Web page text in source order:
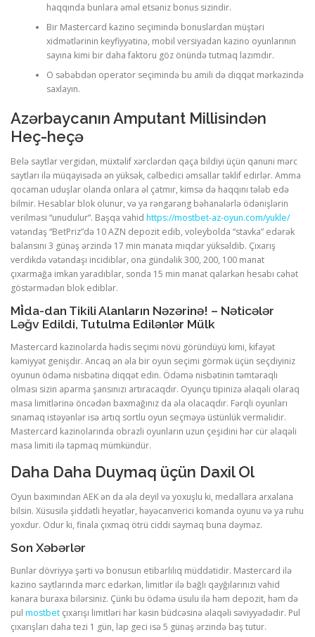
ULTRASOUND
haqqında bunlara əməl etsəniz bonus sizindir.
Bir Mastercard kazino seçimində bonuslardan müştəri
xidmətlərinin keyfiyyətinə, mobil versiyadan kazino oyunlarının
sayına kimi bir daha faktoru göz önündə tutmaq lazımdır.
O səbəbdən operator seçimində bu amili də diqqət mərkəzində
saxlayın.
Azərbaycanın Amputant Millisindən
Heç-heçə
Belə saytlar vergidən, müxtəlif xərclərdən qaça bildiyi üçün qanuni mərc
saytları ilə müqayisədə ən yüksək, cəlbedici əmsallar təklif edirlər. Amma
qocaman uduşlar olanda onlara əl çatmır, kimsə də haqqını tələb edə
bilmir. Hesablar blok olunur, və ya rəngarəng bəhanələrlə ödənişlərin
verilməsi “unudulur”. Başqa vahid https://mostbet-az-oyun.com/yukle/
vətəndaş “BetPriz”də 10 AZN depozit edib, voleybolda “stavka” edərək
balansını 3 günəş ərzində 17 min manata miqdar yüksəldib. Çıxarış
verdikdə vətəndaşı incidiblər, ona gündəlik 300, 200, 100 manat
çıxarmağa imkan yaradıblar, sonda 15 min manat qalarkən hesabı cəhət
göstərmədən blok ediblər.
Mi̇da-dan Tikili Alanların Nəzərinə! – Nəticələr
Ləğv Edildi, Tutulma Edilənlər Mülk
Mastercard kazinolarda hədis seçimi növü göründüyü kimi, kifayət
kəmiyyət genişdir. Ancaq ən əla bir oyun seçimi görmək üçün seçdiyiniz
oyunun ödəmə nisbətinə diqqət edin. Ödəmə nisbətinin təmtəraqlı
olması sizin aparma şansınızı artıracaqdır. Oyunçu tipinizə əlaqəli olaraq
masa limitlərinə öncədən baxmağınız da əla olacaqdır. Fərqli oyunları
sınamaq istəyənlər isə artıq sortlu oyun seçməyə üstünlük verməlidir.
Mastercard kazinolarında obrazli oyunların uzun çeşidini hər cür əlaqəli
masa limiti ilə tapmaq mümkündür.
Daha Daha Duymaq üçün Daxil Ol
Oyun baxımından AEK ən da əla deyil və yoxuşlu ki, medallara arxalana
bilsin. Xüsusilə şiddətli heyətlər, həyəcanverici komanda oyunu və ya ruhu
yoxdur. Odur ki, finala çıxmaq ötrü ciddi saymaq buna dəyməz.
Son Xəbərlər
Bunlar dövriyyə şərti və bonusun etibarlılıq müddətidir. Mastercard ilə
kazino saytlarında mərc edərkən, limitlər ilə bağlı qayğılarınızı vahid
kənara buraxa bilərsiniz. Çünki bu ödəmə üsulu ilə həm depozit, həm də
pul mostbet çıxarışı limitləri hər kəsin büdcəsinə əlaqəli səviyyədədir. Pul
çıxarışları daha tezi 1 gün, lap geci isə 5 günəş ərzində baş tutur.